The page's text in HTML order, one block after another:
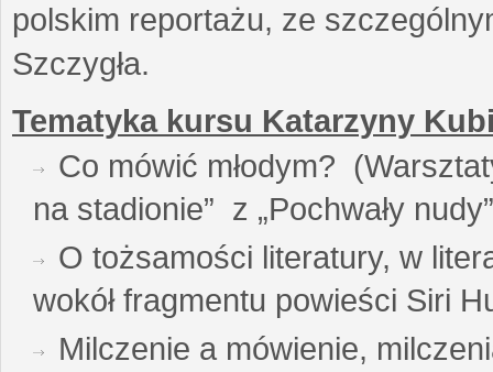
polskim reportażu, ze
Szczygła.
Tematyka kursu Katarzyny
Co mówić młodym?
na stadionie” z „Pochwały
O tożsamości literatury, w
wokół fragmentu powieści Siri
Milczenie a mówienie,